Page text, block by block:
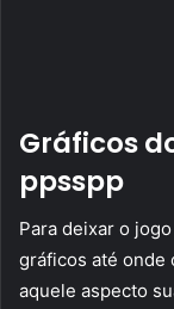
Gráficos
ppsspp
Para deixar o
gráficos até onde
aquele aspecto